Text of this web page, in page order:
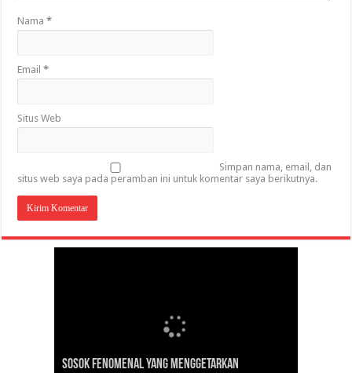
Nama*
Email*
Situs Web
Simpan nama, email, dan
situs web saya pada peramban ini untuk komentar saya berikutnya.
Gubernur Al Haris: Lomba Cerdas Cermat Sarana
Gubernur Al Haris Dorong Koperasi Merah Putih
Sosok Fenomenal yang Menggetarkan